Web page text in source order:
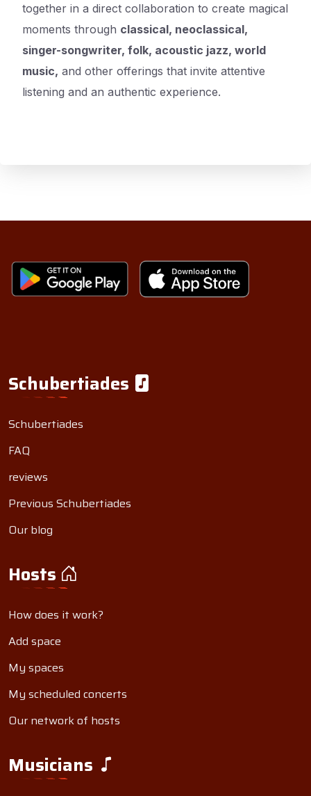
together in a direct collaboration to create magical
moments through classical, neoclassical,
singer-songwriter, folk, acoustic jazz, world
music, and other offerings that invite attentive
listening and an authentic experience.
Schubertiades
Schubertiades
FAQ
reviews
Previous Schubertiades
Our blog
Hosts
How does it work?
Add space
My spaces
My scheduled concerts
Our network of hosts
Musicians